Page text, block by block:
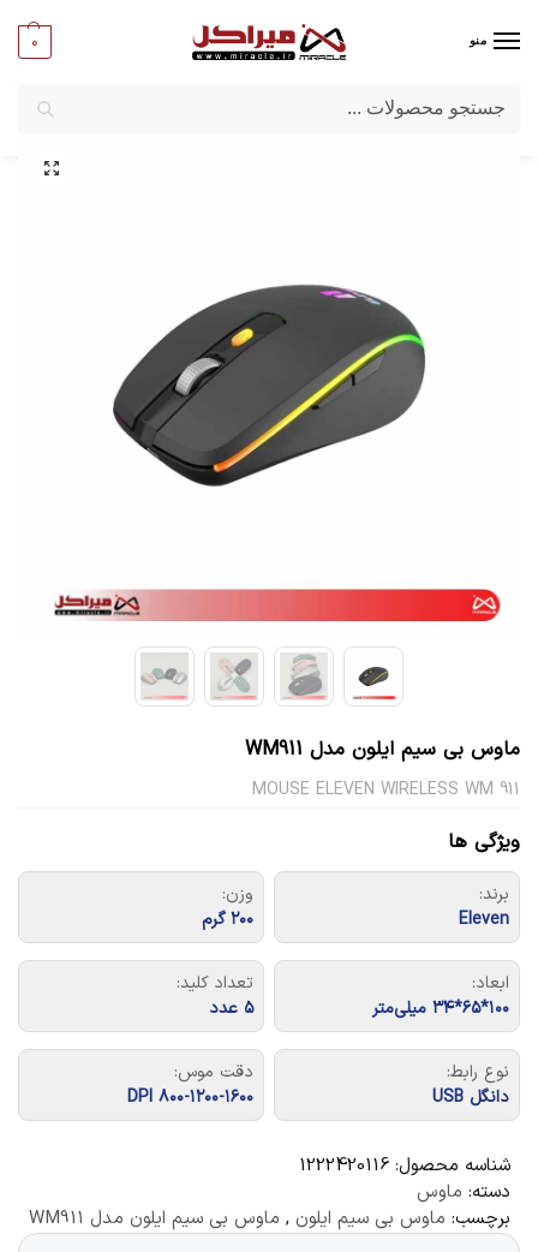
منو 0
میراکل/کامپیوتر/قطعات جانبی
ماوس بی سیم ایلون مدل WM911
MOUSE ELEVEN WIRELESS WM 911
ویژگی ها
برند:
Eleven
وزن:
۲۰۰ گرم
ابعاد:
۱۰۰*۶۵*۳۴ میلی‌متر
تعداد کلید:
۵ عدد
نوع رابط:
دانگل USB
دقت موس:
۸۰۰-۱۲۰۰-۱۶۰۰ DPI
شناسه محصول: 1222420116
دسته: ماوس
برچسب: ماوس بی سیم ایلون , ماوس بی سیم ایلون مدل WM911